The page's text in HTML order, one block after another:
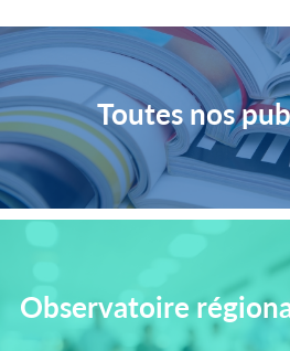
Toutes nos
Observatoire